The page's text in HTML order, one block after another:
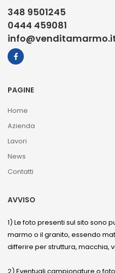
348 9501245
0444 459081
PAGINE
Home
Azienda
Lavori
News
Contatti
AVVISO
1) Le foto presenti sul sito sono
marmo o il granito, essendo
differire per struttura, macchia,